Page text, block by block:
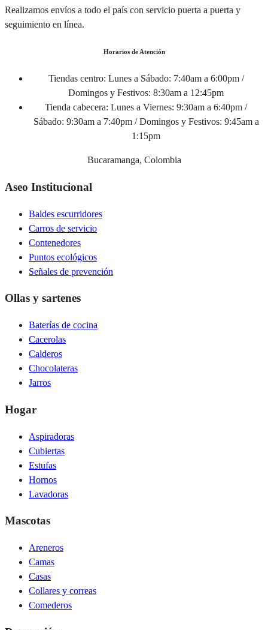
Realizamos envíos a todo el país con servicio puerta a puerta y
seguimiento en línea.
Horarios de Atención
Tiendas centro: Lunes a Sábado: 7:40am a 6:00pm /
Domingos y Festivos: 8:30am a 12:45pm
Tienda cabecera: Lunes a Viernes: 9:30am a 6:40pm /
Sábado: 9:30am a 7:40pm / Domingos y Festivos: 9:45am a
1:15pm
Bucaramanga, Colombia
Aseo Institucional
Baldes escurridores
Carros de servicio
Contenedores
Puntos ecológicos
Señales de prevención
Ollas y sartenes
Baterías de cocina
Cacerolas
Calderos
Chocolateras
Jarros
Hogar
Aspiradoras
Cubiertas
Estufas
Hornos
Lavadoras
Mascotas
Areneros
Camas
Casas
Collares y correas
Comederos